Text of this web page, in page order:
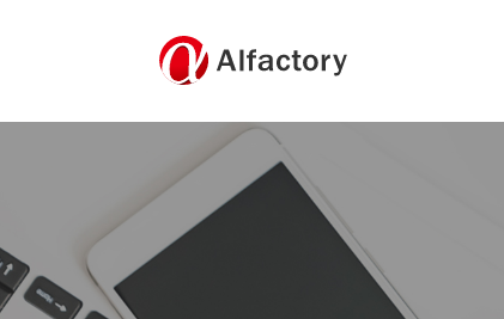
戦略型ホームページ制作
WEB広告運用・WEBマーケティング